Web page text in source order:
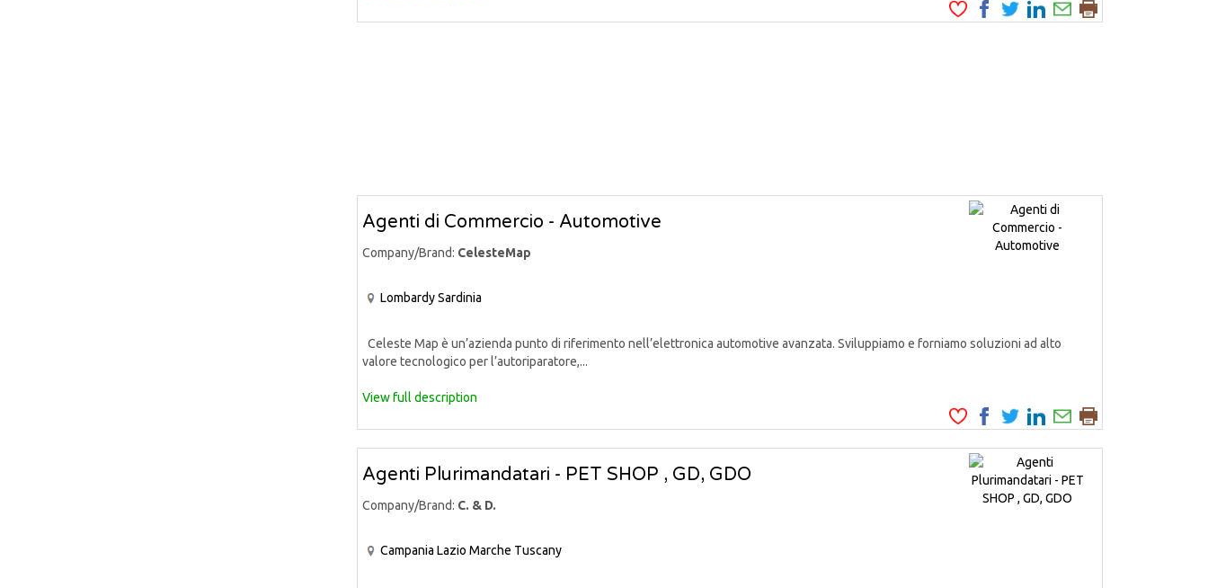
Agenti di Commercio - Automotive
Company/Brand: CelesteMap
LombardySardinia
Celeste Map è un’azienda punto di riferimento nell’elettronica automotive avanzata. Sviluppiamo e forniamo soluzioni ad alto
valore tecnologico per l’autoriparatore,...
View full description
Agenti Plurimandatari - PET SHOP , GD, GDO
Company/Brand: C. & D.
Campania Lazio Marche Tuscany